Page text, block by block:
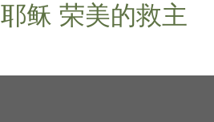
耶稣 荣美的救主